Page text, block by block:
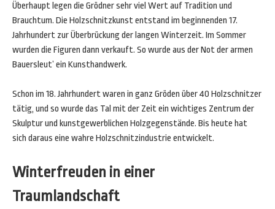
Überhaupt legen die Grödner sehr viel Wert auf Tradition und
Brauchtum. Die Holzschnitzkunst entstand im beginnenden 17.
Jahrhundert zur Überbrückung der langen Winterzeit. Im Sommer
wurden die Figuren dann verkauft. So wurde aus der Not der armen
Bauersleut’ ein Kunsthandwerk.
Schon im 18. Jahrhundert waren in ganz Gröden über 40 Holzschnitzer
tätig, und so wurde das Tal mit der Zeit ein wichtiges Zentrum der
Skulptur und kunstgewerblichen Holzgegenstände. Bis heute hat
sich daraus eine wahre Holzschnitzindustrie entwickelt.
Winterfreuden in einer
Traumlandschaft